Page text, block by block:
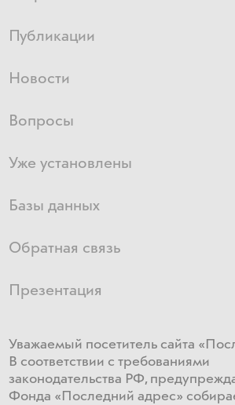
Публикации
Новости
Вопросы
Уже установлены
Базы данных
Обратная связь
Презентация
Уважаемый посетитель сайта
В соответствии с требованиями
законодательства РФ,
Фонда «Последний адрес»